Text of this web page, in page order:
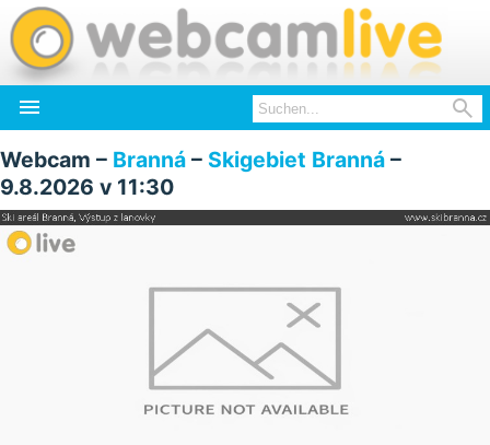
 
Webcam – Branná – Skigebiet Branná –
9.8.2026 v 11:30